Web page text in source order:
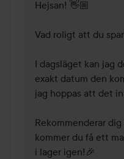
Hejsan! 👋🏼
Vad roligt att du
I dagsläget kan jag
exakt datum den
jag hoppas att det
Rekommenderar
kommer du få ett
i lager igen!🎉